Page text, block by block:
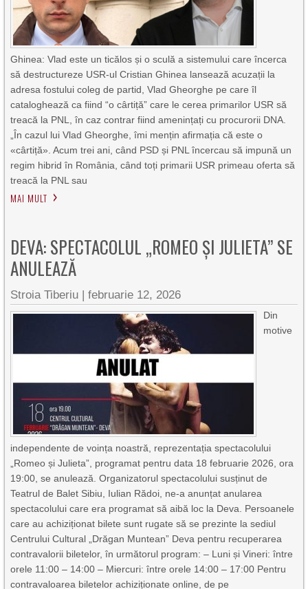
Ghinea: Vlad este un ticălos și o sculă a sistemului care încerca
să destructureze USR-ul Cristian Ghinea lansează acuzații la
adresa fostului coleg de partid, Vlad Gheorghe pe care îl
cataloghează ca fiind “o cârtiță” care le cerea primarilor USR să
treacă la PNL, în caz contrar fiind amenințați cu procurorii DNA.
„În cazul lui Vlad Gheorghe, îmi mențin afirmația că este o
«cârtiță». Acum trei ani, când PSD și PNL încercau să impună un
regim hibrid în România, când toți primarii USR primeau oferta să
treacă la PNL sau
MAI MULT
DEVA: SPECTACOLUL „ROMEO ȘI JULIETA” SE
ANULEAZĂ
Stroia Tiberiu |februarie 12, 2026
Din
motive
independente de voința noastră, reprezentația spectacolului
„Romeo și Julieta”, programat pentru data 18 februarie 2026, ora
19:00, se anulează. Organizatorul spectacolului susținut de
Teatrul de Balet Sibiu, Iulian Rădoi, ne-a anunțat anularea
spectacolului care era programat să aibă loc la Deva. Persoanele
care au achiziționat bilete sunt rugate să se prezinte la sediul
Centrului Cultural „Drăgan Muntean” Deva pentru recuperarea
contravalorii biletelor, în următorul program: – Luni și Vineri: între
orele 11:00 – 14:00 – Miercuri: între orele 14:00 – 17:00 Pentru
contravaloarea biletelor achiziționate online, de pe